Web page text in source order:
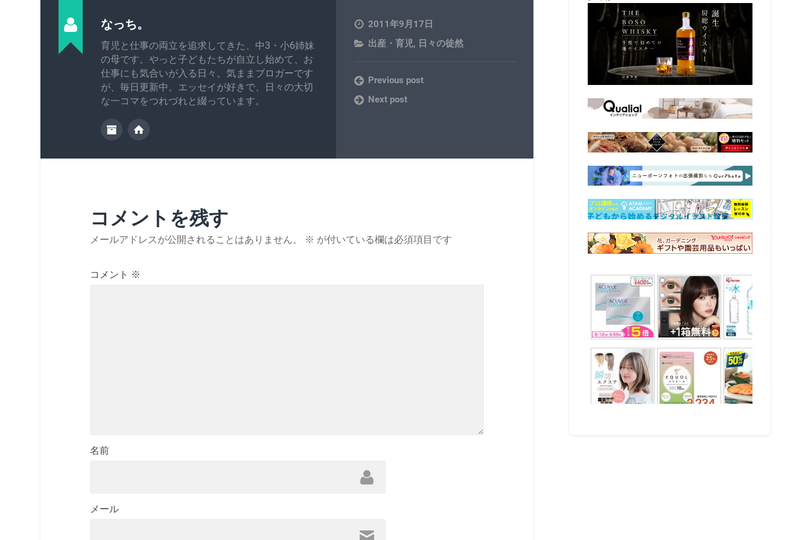
なっち。
育児と仕事の両立を追求してきた、中3・小6姉妹
の母です。やっと子どもたちが自立し始めて、お
仕事にも気合いが入る日々。気ままブロガーです
が、毎日更新中。エッセイが好きで、日々の大切
な一コマをつれづれと綴っています。
2011年9月17日
出産・育児, 日々の徒然
Previous post
Next post
コメントを残す
メールアドレスが公開されることはありません。 ※ が付いている欄は必須項目です
コメント ※
名前
メール